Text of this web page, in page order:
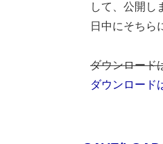
して、公開し
日中にそちら
ダウンロード
ダウンロード